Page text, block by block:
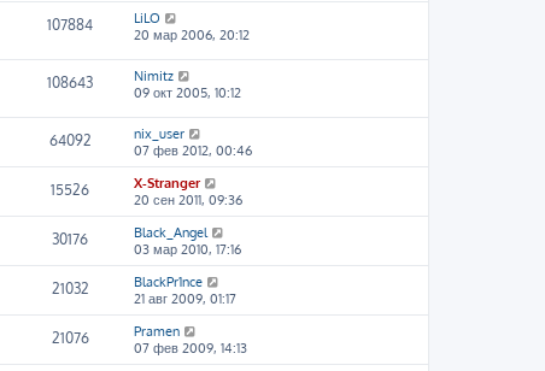
107884
LiLO
20 мар 2006, 20:12
108643
Nimitz
09 окт 2005, 10:12
64092
nix_user
07 фев 2012, 00:46
15526
X-Stranger
20 сен 2011, 09:36
30176
Black_Angel
03 мар 2010, 17:16
21032
BlackPr1nce
21 авг 2009, 01:17
21076
Pramen
07 фев 2009, 14:13